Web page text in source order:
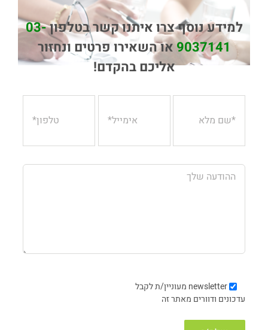
למידע נוסף צרו איתנו קשר בטלפון03-
9037141או השאירו פרטים ונחזור
אליכם בהקדם!
newsletter מעוניין/ת לקבל
עדכונים ודוורים מאתר זה